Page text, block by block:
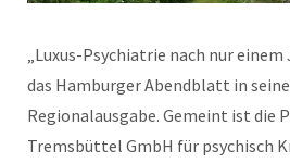
„Luxus-Psychiatrie nach nur
das Hamburger Abendblatt in
Regionalausgabe. Gemeint ist die
Tremsbüttel GmbH für psychisch